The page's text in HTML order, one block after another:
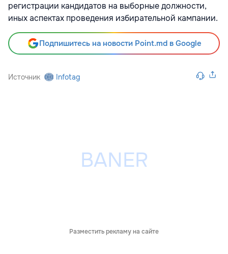
регистрации кандидатов на выборные должности,
иных аспектах проведения избирательной кампании.
Подпишитесь на новости Point.md в Google
Источник Infotag
Разместить рекламу на сайте